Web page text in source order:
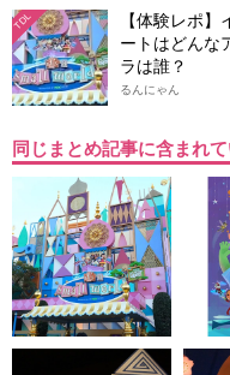
TDL
【体験レポ
ートはどんな
ラは誰？
るんにゃん
同じまとめ記事に含まれ